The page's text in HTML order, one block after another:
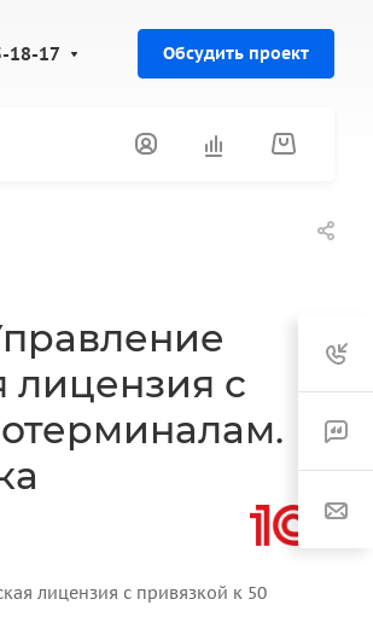
18-17 Обсудить проект
лицензия с
лицензия с привязкой к 50